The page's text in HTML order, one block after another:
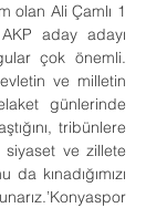
olan Ali Çamlı 1
aday adayı
çok önemli.
ve milletin
günlerinde
tribünlere
siyaset ve zillete
kınadığımızı